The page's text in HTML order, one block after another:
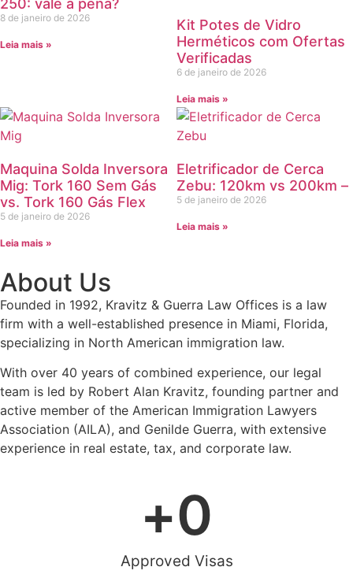
250: vale a pena?
8 de janeiro de 2026
Leia mais »
Kit Potes de Vidro
Herméticos com Ofertas
Verificadas
6 de janeiro de 2026
Leia mais »
Maquina Solda Inversora
Mig: Tork 160 Sem Gás
vs. Tork 160 Gás Flex
5 de janeiro de 2026
Leia mais »
Eletrificador de Cerca
Zebu: 120km vs 200km –
5 de janeiro de 2026
Leia mais »
About Us
Founded in 1992, Kravitz & Guerra Law Offices is a law
firm with a well-established presence in Miami, Florida,
specializing in North American immigration law.
With over 40 years of combined experience, our legal
team is led by Robert Alan Kravitz, founding partner and
active member of the American Immigration Lawyers
Association (AILA), and Genilde Guerra, with extensive
experience in real estate, tax, and corporate law.
Approved Visas
+0